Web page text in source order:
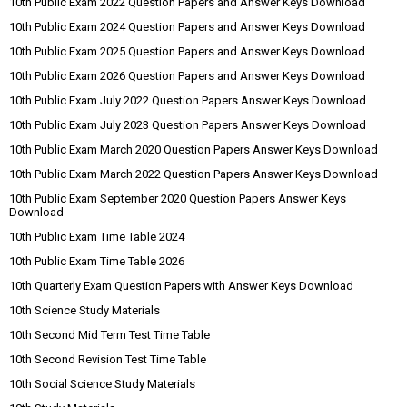
10th Public Exam 2024 Question Papers and Answer Keys Download
10th Public Exam 2025 Question Papers and Answer Keys Download
10th Public Exam 2026 Question Papers and Answer Keys Download
10th Public Exam July 2022 Question Papers Answer Keys Download
10th Public Exam July 2023 Question Papers Answer Keys Download
10th Public Exam March 2020 Question Papers Answer Keys Download
10th Public Exam March 2022 Question Papers Answer Keys Download
10th Public Exam September 2020 Question Papers Answer Keys
Download
10th Public Exam Time Table 2024
10th Public Exam Time Table 2026
10th Quarterly Exam Question Papers with Answer Keys Download
10th Science Study Materials
10th Second Mid Term Test Time Table
10th Second Revision Test Time Table
10th Social Science Study Materials